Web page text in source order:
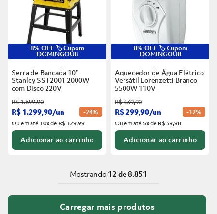
8% OFF 🏷️ Cupom
DOMINGOU8
Serra de Bancada 10”
Stanley SST2001 2000W
com Disco 220V
R$1.699,90
R$ 1.299,90/un -24%
Ou em até 10xde R$ 129,99
Adicionar ao carrinho
8% OFF 🏷️ Cupom
DOMINGOU8
Aquecedor de Água Elétrico
Versátil Lorenzetti Branco
5500W 110V
R$339,90
R$299,90/un -12%
Ou em até5xde R$ 59,98
Adicionar ao carrinho
Mostrando 12 de 8.851